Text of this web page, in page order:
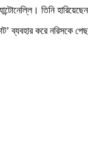
তিনি
করে নরিসকে